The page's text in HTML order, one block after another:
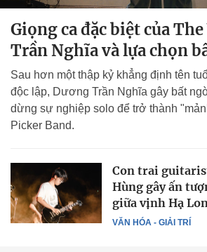
Giọng ca đặc biệt của
Trần Nghĩa và lựa chọn
Sau hơn một thập kỷ khẳng định tên
độc lập, Dương Trần Nghĩa gây bất
dừng sự nghiệp solo để trở thành
Picker Band.
VĂN HÓA - GIẢI TRÍ
Con trai
Hùng gây ấn
giữa vịnh Hạ